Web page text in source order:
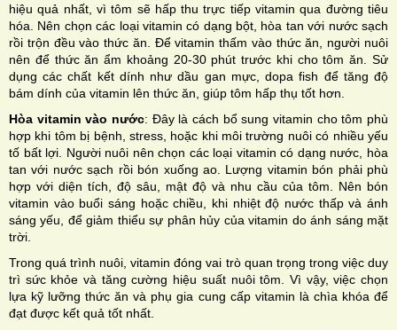
hiệu quả nhất, vì tôm sẽ hấp thu trực tiếp vitamin qua đường tiêu
hóa. Nên chọn các loại vitamin có dạng bột, hòa tan với nước sạch
rồi trộn đều vào thức ăn. Để vitamin thấm vào thức ăn, người nuôi
nên để thức ăn ẩm khoảng 20-30 phút trước khi cho tôm ăn. Sử
dụng các chất kết dính như dầu gan mực, dopa fish để tăng độ
bám dính của vitamin lên thức ăn, giúp tôm hấp thụ tốt hơn.
Hòa vitamin vào nước: Đây là cách bổ sung vitamin cho tôm phù
hợp khi tôm bị bệnh, stress, hoặc khi môi trường nuôi có nhiều yếu
tố bất lợi. Người nuôi nên chọn các loại vitamin có dạng nước, hòa
tan với nước sạch rồi bón xuống ao. Lượng vitamin bón phải phù
hợp với diện tích, độ sâu, mật độ và nhu cầu của tôm. Nên bón
vitamin vào buổi sáng hoặc chiều, khi nhiệt độ nước thấp và ánh
sáng yếu, để giảm thiểu sự phân hủy của vitamin do ánh sáng mặt
trời.
Trong quá trình nuôi, vitamin đóng vai trò quan trọng trong việc duy
trì sức khỏe và tăng cường hiệu suất nuôi tôm. Vì vậy, việc chọn
lựa kỹ lưỡng thức ăn và phụ gia cung cấp vitamin là chìa khóa để
đạt được kết quả tốt nhất.